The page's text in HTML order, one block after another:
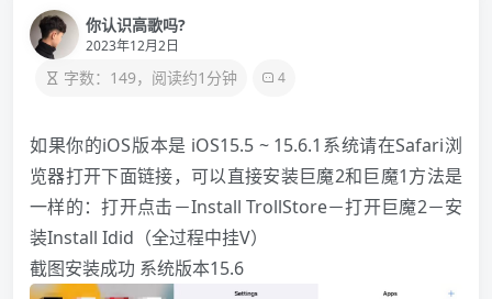
你认识高歌吗?
2023年12月2日
字数：149，阅读约1分钟 4
如果你的iOS版本是 iOS15.5 ~ 15.6.1系统请在Safari浏
览器打开下面链接，可以直接安装巨魔2和巨魔1方法是
一样的：打开点击－Install TrollStore－打开巨魔2－安
装Install Idid（全过程中挂V）
截图安装成功 系统版本15.6